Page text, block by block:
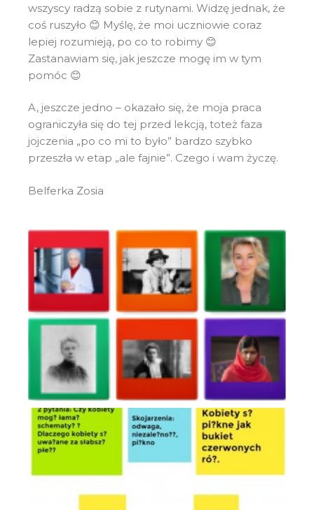
wszyscy radzą sobie z rutynami. Widzę jednak, że
coś ruszyło 😊 Myślę, że moi uczniowie coraz
lepiej rozumieją, po co to robimy 😊
Zastanawiam się, jak jeszcze mogę im w tym
pomóc 😊
A, jeszcze jedno – okazało się, że moja praca
ograniczyła się do tej przed lekcją, toteż faza
jojczenia „po co mi to było” bardzo szybko
przeszła w etap „ale fajnie”. Czego i wam życzę.
Belferka Zosia